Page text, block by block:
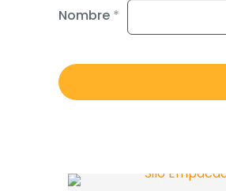
Nombre *